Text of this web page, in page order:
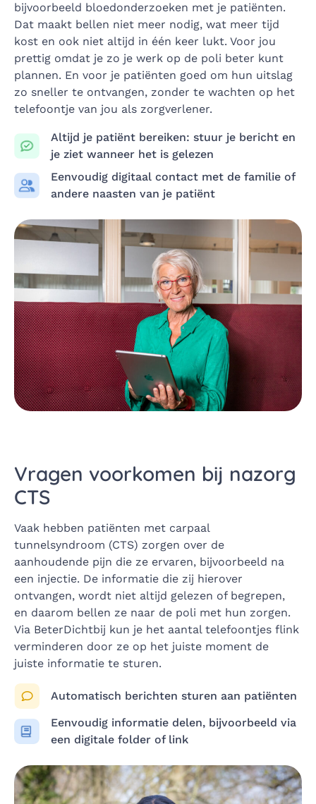
bijvoorbeeld bloedonderzoeken met je patiënten.
Dat maakt bellen niet meer nodig, wat meer tijd
kost en ook niet altijd in één keer lukt. Voor jou
prettig omdat je zo je werk op de poli beter kunt
plannen. En voor je patiënten goed om hun uitslag
zo sneller te ontvangen, zonder te wachten op het
telefoontje van jou als zorgverlener.
Altijd je patiënt bereiken: stuur je bericht en
je ziet wanneer het is gelezen
Eenvoudig digitaal contact met de familie of
andere naasten van je patiënt
Vragen voorkomen bij nazorg
CTS
Vaak hebben patiënten met carpaal
tunnelsyndroom (CTS) zorgen over de
aanhoudende pijn die ze ervaren, bijvoorbeeld na
een injectie. De informatie die zij hierover
ontvangen, wordt niet altijd gelezen of begrepen,
en daarom bellen ze naar de poli met hun zorgen.
Via BeterDichtbij kun je het aantal telefoontjes flink
verminderen door ze op het juiste moment de
juiste informatie te sturen.
Automatisch berichten sturen aan patiënten
Eenvoudig informatie delen, bijvoorbeeld via
een digitale folder of link